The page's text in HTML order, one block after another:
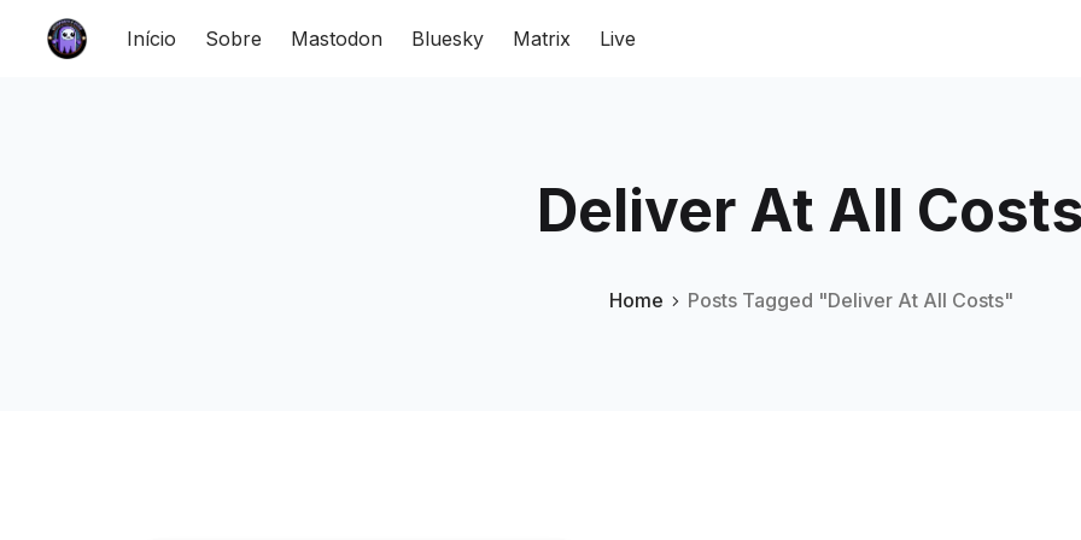
Início Sobre Mastodon Bluesky Matrix Live
Deliver At All
Home Posts Tagged "Deliver At All Costs"